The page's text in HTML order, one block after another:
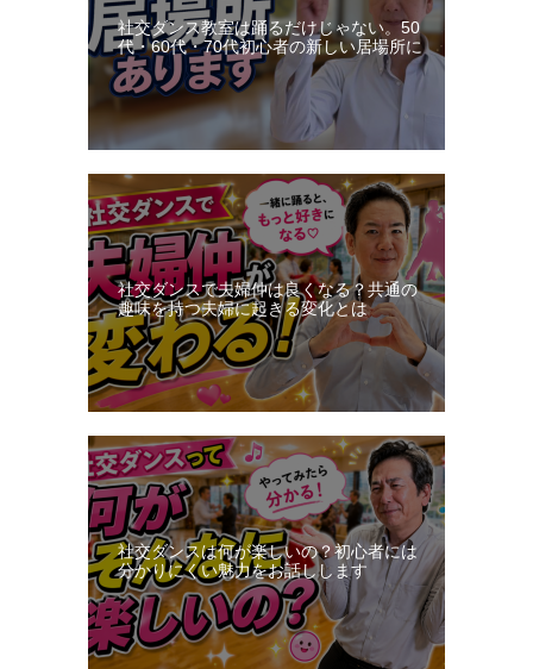
社交ダンス教室は踊るだけじゃない。50
代・60代・70代初心者の新しい居場所に
社交ダンスで夫婦仲は良くなる？共通の
趣味を持つ夫婦に起きる変化とは
社交ダンスは何が楽しいの？初心者には
分かりにくい魅力をお話しします